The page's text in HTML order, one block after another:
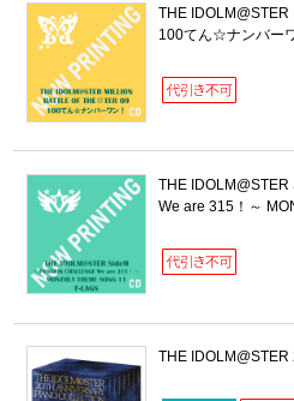
THE IDOLM@STER
100てん☆ナンバー
THE
We are 315！～
THE